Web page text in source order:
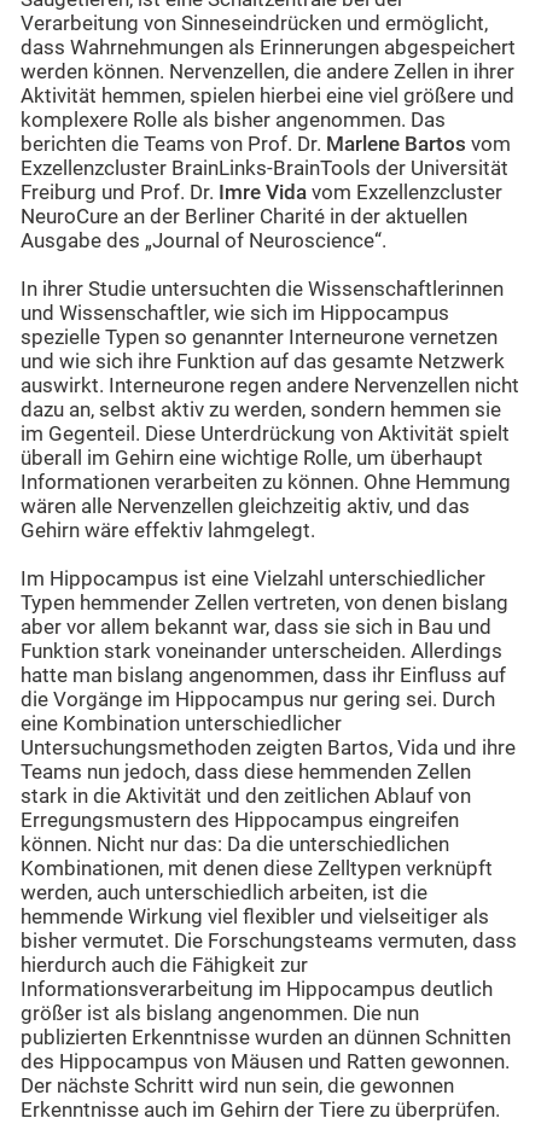
Verarbeitung von Sinneseindrücken und ermöglicht,
dass Wahrnehmungen als Erinnerungen abgespeichert
werden können. Nervenzellen, die andere Zellen in ihrer
Aktivität hemmen, spielen hierbei eine viel größere und
komplexere Rolle als bisher angenommen. Das
berichten die Teams von Prof. Dr. Marlene Bartos vom
Exzellenzcluster BrainLinks-BrainTools der Universität
Freiburg und Prof. Dr. Imre Vida vom Exzellenzcluster
NeuroCure an der Berliner Charité in der aktuellen
Ausgabe des „Journal of Neuroscience“.
In ihrer Studie untersuchten die Wissenschaftlerinnen
und Wissenschaftler, wie sich im Hippocampus
spezielle Typen so genannter Interneurone vernetzen
und wie sich ihre Funktion auf das gesamte Netzwerk
auswirkt. Interneurone regen andere Nervenzellen nicht
dazu an, selbst aktiv zu werden, sondern hemmen sie
im Gegenteil. Diese Unterdrückung von Aktivität spielt
überall im Gehirn eine wichtige Rolle, um überhaupt
Informationen verarbeiten zu können. Ohne Hemmung
wären alle Nervenzellen gleichzeitig aktiv, und das
Gehirn wäre effektiv lahmgelegt.
Im Hippocampus ist eine Vielzahl unterschiedlicher
Typen hemmender Zellen vertreten, von denen bislang
aber vor allem bekannt war, dass sie sich in Bau und
Funktion stark voneinander unterscheiden. Allerdings
hatte man bislang angenommen, dass ihr Einfluss auf
die Vorgänge im Hippocampus nur gering sei. Durch
eine Kombination unterschiedlicher
Untersuchungsmethoden zeigten Bartos, Vida und ihre
Teams nun jedoch, dass diese hemmenden Zellen
stark in die Aktivität und den zeitlichen Ablauf von
Erregungsmustern des Hippocampus eingreifen
können. Nicht nur das: Da die unterschiedlichen
Kombinationen, mit denen diese Zelltypen verknüpft
werden, auch unterschiedlich arbeiten, ist die
hemmende Wirkung viel flexibler und vielseitiger als
bisher vermutet. Die Forschungsteams vermuten, dass
hierdurch auch die Fähigkeit zur
Informationsverarbeitung im Hippocampus deutlich
größer ist als bislang angenommen. Die nun
publizierten Erkenntnisse wurden an dünnen Schnitten
des Hippocampus von Mäusen und Ratten gewonnen.
Der nächste Schritt wird nun sein, die gewonnen
Erkenntnisse auch im Gehirn der Tiere zu überprüfen.